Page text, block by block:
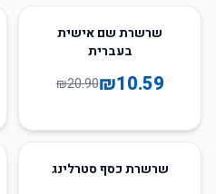
שרשרת שם אישית
בעברית
₪10.59
₪20.90
44שרשרת כסף סטרלינג